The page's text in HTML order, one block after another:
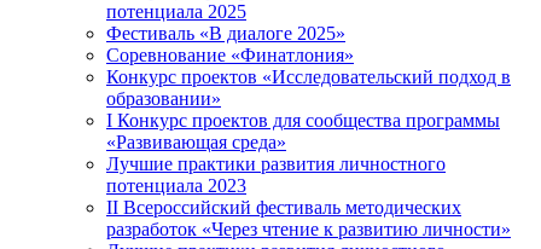
потенциала 2025
Фестиваль «В диалоге 2025»
Соревнование «Финатлония»
Конкурс проектов «Исследовательский подход в
образовании»
I Конкурс проектов для сообщества программы
«Развивающая среда»
Лучшие практики развития личностного
потенциала 2023
II Всероссийский фестиваль методических
разработок «Через чтение к развитию личности»